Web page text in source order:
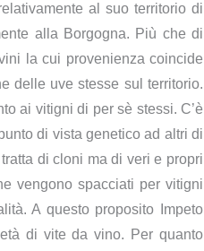
al suo territorio di
alla Borgogna. Più che di
la cui provenienza coincide
delle uve stesse sul territorio.
ai vitigni di per sè stessi. C’è
di vista genetico ad altri di
di cloni ma di veri e propri
vengono spacciati per vitigni
A questo proposito Impeto
di vite da vino. Per quanto